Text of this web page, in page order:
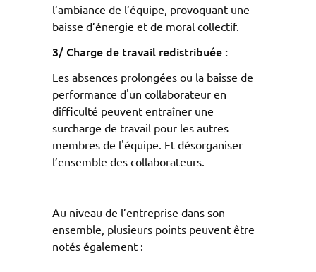
l’ambiance de l’équipe, provoquant une
baisse d’énergie et de moral collectif.
3/ Charge de travail redistribuée :
Les absences prolongées ou la baisse de
performance d'un collaborateur en
difficulté peuvent entraîner une
surcharge de travail pour les autres
membres de l'équipe. Et désorganiser
l’ensemble des collaborateurs.
Au niveau de l’entreprise dans son
ensemble, plusieurs points peuvent être
notés également :